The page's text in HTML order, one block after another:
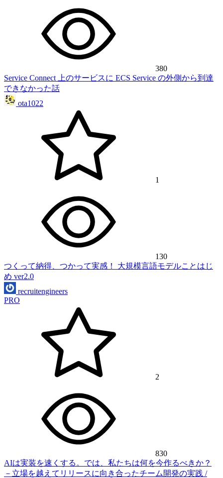
380
Service Connect 上のサービスに ECS Service の外側から到達
できなかった話
ota1022
1
130
つくって納得、つかって実感！ 大規模言語モデルことはじ
め ver2.0
recruitengineers
PRO
2
830
AIは実装を速くする。では、私たちは何を今作るべきか？
－立場を越えてリリースに向き合ったチーム開発の実践 /